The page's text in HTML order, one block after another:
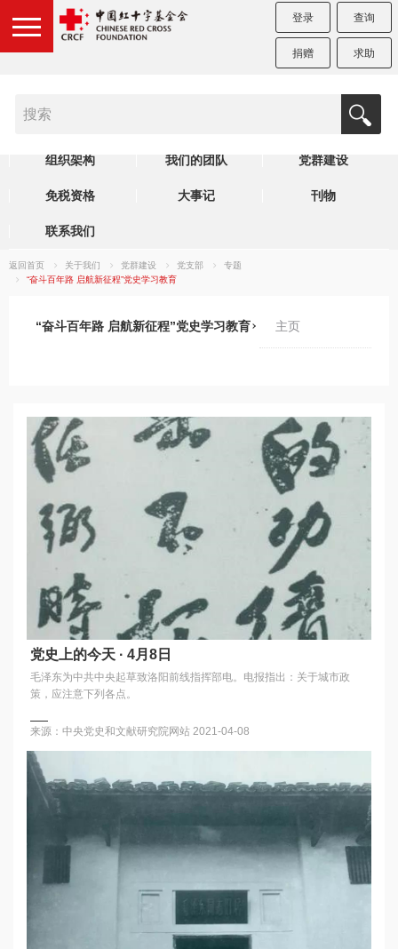
登录 查询
捐赠 求助
机构简介
组织架构 我们的团队 党群建设
免税资格 大事记 刊物
联系我们
返回首页 关于我们 党群建设 党支部
专题
“奋斗百年路 启航新征程”党史学习教育
“奋斗百年路 启航新征程”党史学习教育 主页
党史上的今天 · 4月8日
毛泽东为中共中央起草致洛阳前线指挥部电。电报指出：关于城市政
策，应注意下列各点。
来源：中央党史和文献研究院网站 2021-04-08